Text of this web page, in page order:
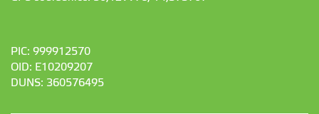
PIC: 999912570
OID: E10209207
DUNS: 360576495